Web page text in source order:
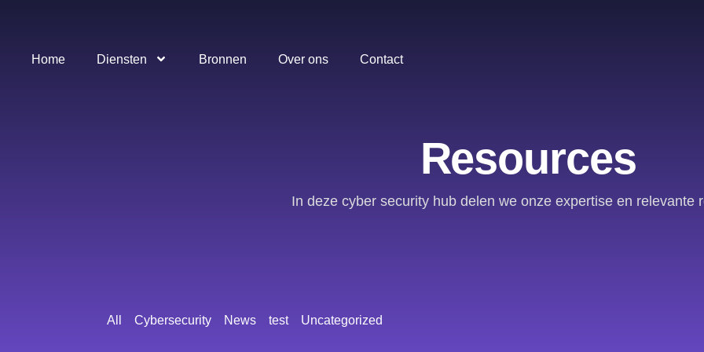
Home Diensten Bronnen Over ons Contact
Resources
In deze cyber security hub delen we onze expertise en relevante
Cybersecurity News test Uncategorized
All